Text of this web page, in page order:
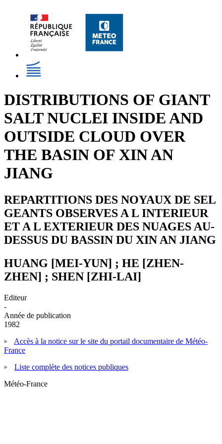
DISTRIBUTIONS OF GIANT
SALT NUCLEI INSIDE AND
OUTSIDE CLOUD OVER
THE BASIN OF XIN AN
JIANG
REPARTITIONS DES NOYAUX DE SEL
GEANTS OBSERVES A L INTERIEUR
ET A L EXTERIEUR DES NUAGES AU-
DESSUS DU BASSIN DU XIN AN JIANG
HUANG [MEI-YUN] ; HE [ZHEN-
ZHEN] ; SHEN [ZHI-LAI]
Editeur
-
Année de publication
1982
Accès à la notice sur le site du portail documentaire de Météo-
France
Liste complète des notices publiques
Météo-France